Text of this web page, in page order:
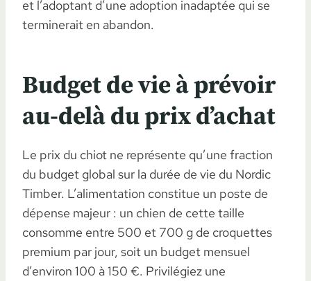
et l’adoptant d’une adoption inadaptée qui se
terminerait en abandon.
Budget de vie à prévoir
au-delà du prix d’achat
Le prix du chiot ne représente qu’une fraction
du budget global sur la durée de vie du Nordic
Timber. L’alimentation constitue un poste de
dépense majeur : un chien de cette taille
consomme entre 500 et 700 g de croquettes
premium par jour, soit un budget mensuel
d’environ 100 à 150 €. Privilégiez une